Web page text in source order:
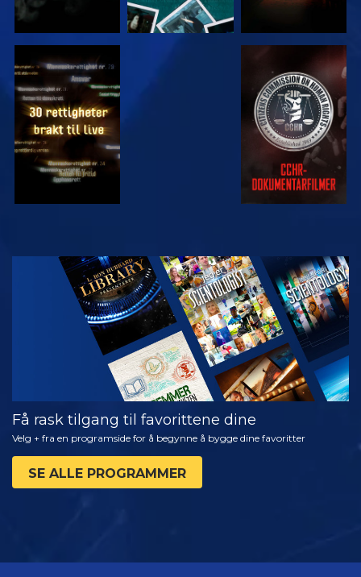
SE SE
SE
UTFORSK
SERIEN
Få rask tilgang til favorittene dine
Velg + fra en programside for å begynne å bygge dine favoritter
SE ALLE PROGRAMMER